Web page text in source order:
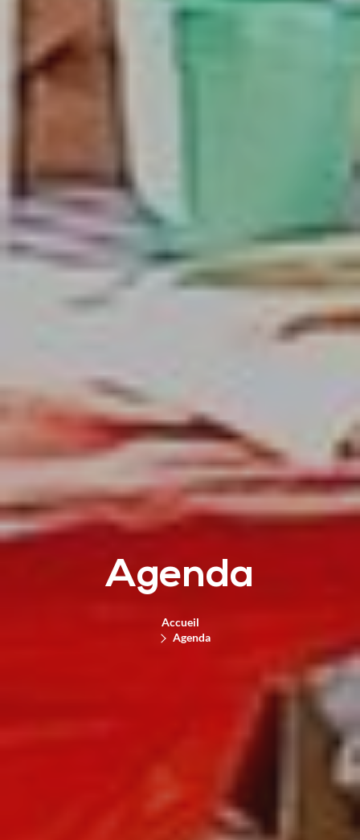
Agenda
Accueil
Agenda